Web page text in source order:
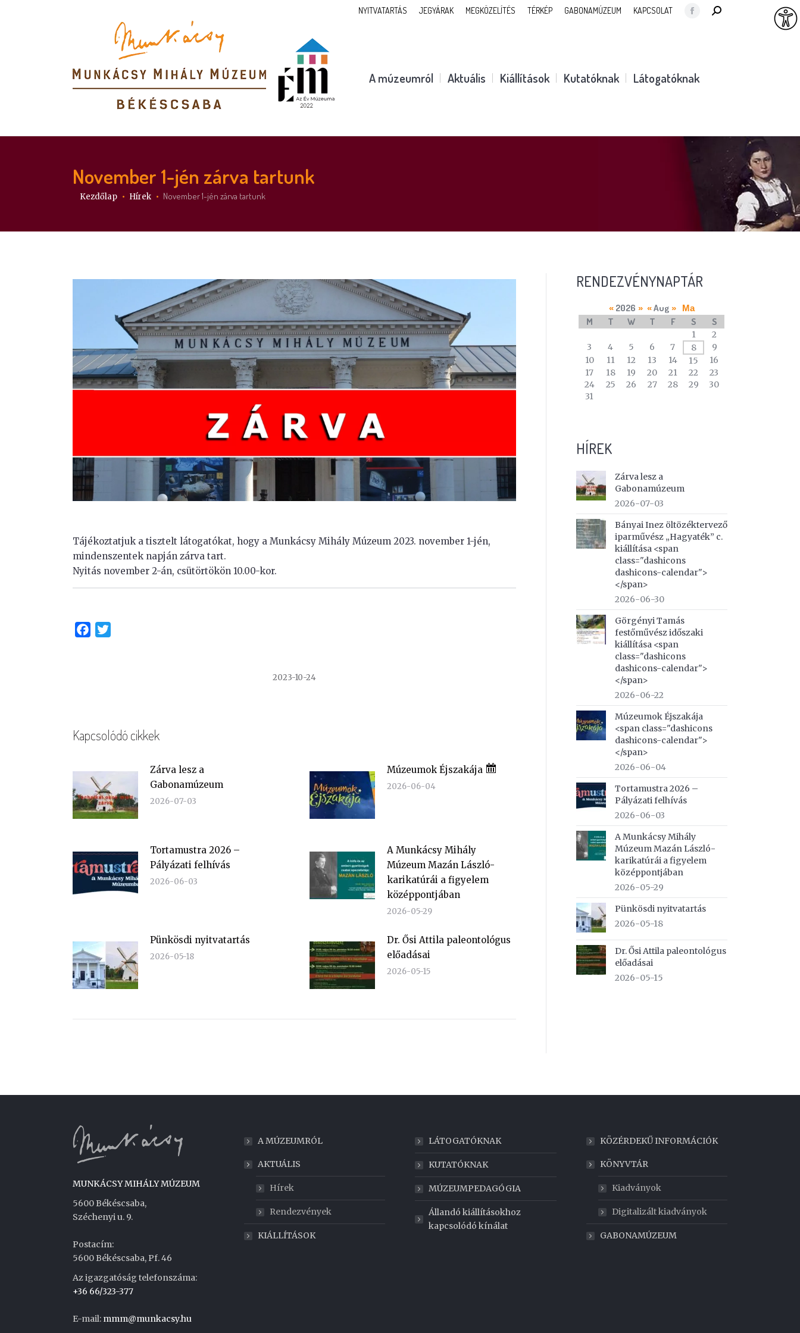
NYITVATARTÁS JEGYÁRAK MEGKÖZELÍTÉS TÉRKÉP GABONAMÚZEUM KAPCSOLAT
Facebook
new
SEARCH:
A múzeumról Aktuális Kiállítások Kutatóknak Látogatóknak
November 1-jén zárva tartunk
Itt vagy:
Kezdőlap Hírek November 1-jén zárva tartunk
Tájékoztatjuk a tisztelt látogatókat, hogy a Munkácsy Mihály Múzeum 2023. november 1-jén,
mindenszentek napján zárva tart.
Nyitás november 2-án, csütörtökön 10.00-kor.
Facebook
2023-10-24
Kapcsolódó cikkek
Zárva lesz a
Gabonamúzeum
2026-07-03
Múzeumok Éjszakája
2026-06-04
Tortamustra 2026 –
Pályázati felhívás
2026-06-03
A Munkácsy Mihály
Múzeum Mazán László-
karikatúrái a figyelem
középpontjában
2026-05-29
Pünkösdi nyitvatartás
2026-05-18
Dr. Ősi Attila paleontológus
előadásai
2026-05-15
RENDEZVÉNYNAPTÁR
calendar
of
events
« 2026 » « Aug » Ma
M T W T F S S
1
2
3
4 5 6 7 8
9
10
11 12 13 14 15
16
17
18 19 20 21 22
23
24
25 26 27 28 29
30
31
HÍREK
Zárva lesz a
Gabonamúzeum
2026-07-03
Bányai Inez öltözéktervező
iparművész „Hagyaték” c.
kiállítása <span
class="dashicons
dashicons-calendar">
</span>
2026-06-30
Görgényi Tamás
festőművész időszaki
kiállítása <span
class="dashicons
dashicons-calendar">
</span>
2026-06-22
Múzeumok Éjszakája
<span class="dashicons
dashicons-calendar">
</span>
2026-06-04
Tortamustra 2026 –
Pályázati felhívás
2026-06-03
A Munkácsy Mihály
Múzeum Mazán László-
karikatúrái a figyelem
középpontjában
2026-05-29
Pünkösdi nyitvatartás
2026-05-18
Dr. Ősi Attila paleontológus
előadásai
2026-05-15
MUNKÁCSY MIHÁLY MÚZEUM
5600 Békéscsaba,
Széchenyi u. 9.
Postacím:
5600 Békéscsaba, Pf. 46
Az igazgatóság telefonszáma:
+36 66/323-377
E-mail: mmm@munkacsy.hu
A MÚZEUMRÓL
AKTUÁLIS
Hírek
Rendezvények
KIÁLLÍTÁSOK
LÁTOGATÓKNAK
KUTATÓKNAK
MÚZEUMPEDAGÓGIA
Állandó kiállításokhoz
kapcsolódó kínálat
KÖZÉRDEKŰ INFORMÁCIÓK
KÖNYVTÁR
Kiadványok
Digitalizált kiadványok
GABONAMÚZEUM